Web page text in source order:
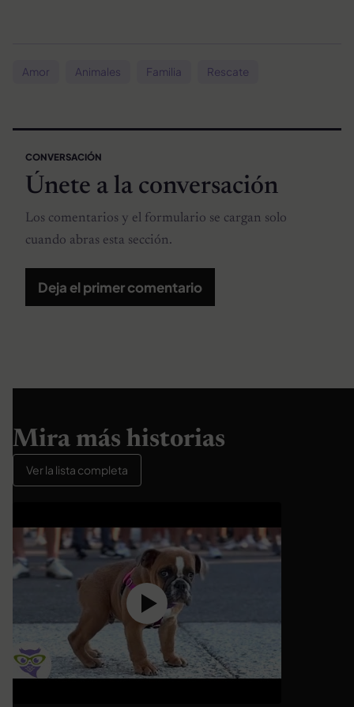
Amor Animales Familia Rescate
CONVERSACIÓN
Únete a la conversación
Los comentarios y el formulario se cargan solo
cuando abras esta sección.
Deja el primer comentario
Mira más historias
Ver la lista completa